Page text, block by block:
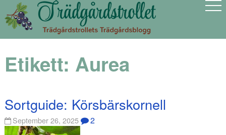
Etikett: Aurea
Sortguide: Körsbärskornell
September 26, 2025 2